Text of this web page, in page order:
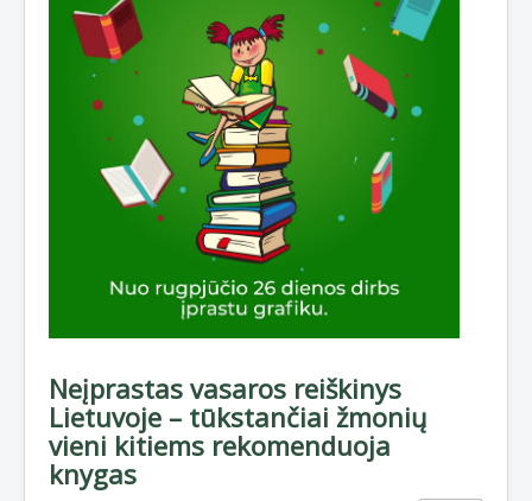
Neįprastas vasaros reiškinys
Lietuvoje – tūkstančiai žmonių
vieni kitiems rekomenduoja
knygas